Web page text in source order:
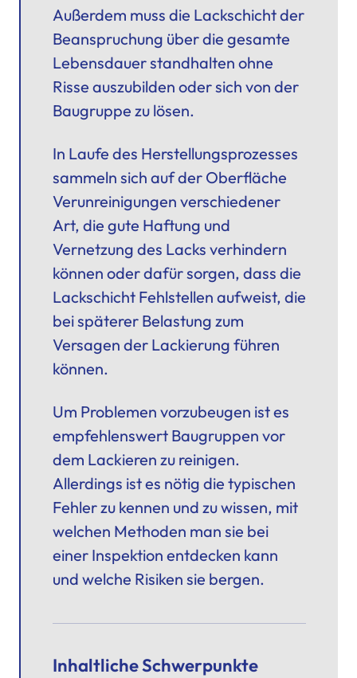
Außerdem muss die Lackschicht der
Beanspruchung über die gesamte
Lebensdauer standhalten ohne
Risse auszubilden oder sich von der
Baugruppe zu lösen.
In Laufe des Herstellungsprozesses
sammeln sich auf der Oberfläche
Verunreinigungen verschiedener
Art, die gute Haftung und
Vernetzung des Lacks verhindern
können oder dafür sorgen, dass die
Lackschicht Fehlstellen aufweist, die
bei späterer Belastung zum
Versagen der Lackierung führen
können.
Um Problemen vorzubeugen ist es
empfehlenswert Baugruppen vor
dem Lackieren zu reinigen.
Allerdings ist es nötig die typischen
Fehler zu kennen und zu wissen, mit
welchen Methoden man sie bei
einer Inspektion entdecken kann
und welche Risiken sie bergen.
Inhaltliche Schwerpunkte